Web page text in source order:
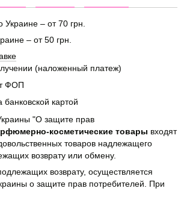
– от 70 грн.
– от 50 грн.
(наложенный платеж)
ФОП
картой
"О защите прав
косметические товары входят
товаров надлежащего
возврату или обмену.
возврату, осуществляется
о защите прав потребителей. При